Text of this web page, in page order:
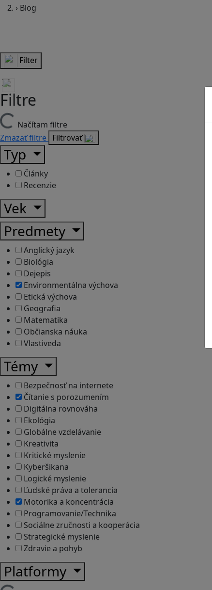
› Blog
Filter
Filtre
Načítam filtre
Zmazať filtre Filtrovať
Typ
Články
Recenzie
Vek
Predmety
Anglický jazyk
Biológia
Dejepis
Environmentálna výchova
Etická výchova
Geografia
Matematika
Občianska náuka
Vlastiveda
Témy
Bezpečnosť na internete
Čítanie s porozumením
Digitálna rovnováha
Ekológia
Globálne vzdelávanie
Kreativita
Kritické myslenie
Kyberšikana
Logické myslenie
Ľudské práva a tolerancia
Motorika a koncentrácia
Programovanie/Technika
Sociálne zručnosti a kooperácia
Strategické myslenie
Zdravie a pohyb
Platformy